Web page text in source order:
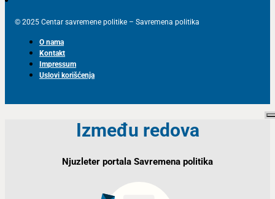
© 2025 Centar savremene politike – Savremena politika
O nama
Kontakt
Impressum
Uslovi korišćenja
Između redova
Njuzleter portala Savremena politika